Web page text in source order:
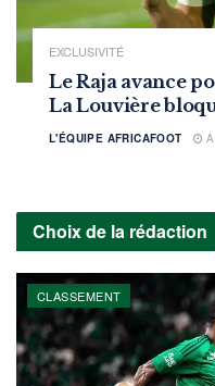
EXCLUSIVITÉ
Le Raja avance
La Louvière
L'ÉQUIPE AFRICAFOOT
Choix de la rédaction
CLASSEMENT